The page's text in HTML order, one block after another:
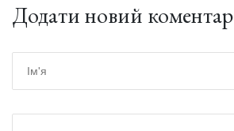
Додати новий коментар